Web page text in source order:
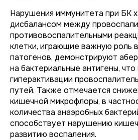
Нарушения иммунитета при БК
дисбалансом между
противовоспалительными
клетки, играющие важную роль
патогенов, демонстрируют
на бактериальные антигены,
гиперактивации
путей. Также отмечается
кишечной микрофлоры, в
количества анаэробных
способствует нарушению
развитию воспаления.